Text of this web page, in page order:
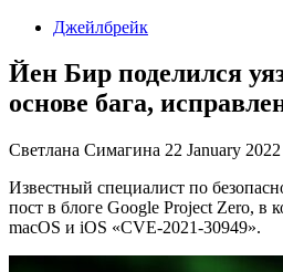
Джейлбрейк
Йен Бир поделился
основе бага,
Светлана Симагина 22 January 2022
Известный специалист по
пост в блоге Google Project Zero, в
macOS и iOS «CVE-2021-30949».